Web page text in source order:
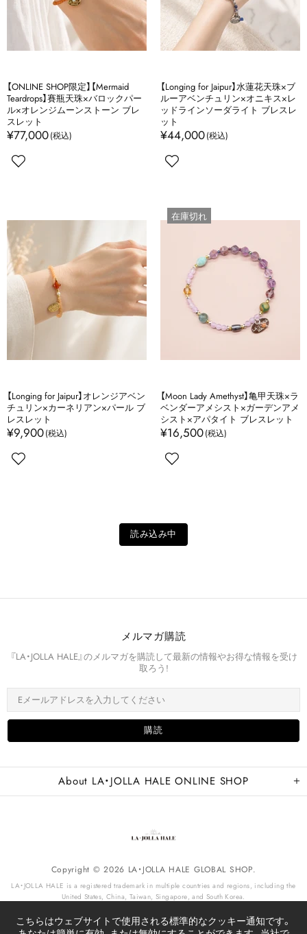
【ONLINE SHOP限定】【Mermaid
Teardrops】賽瓶天珠×バロックパー
ル×オレンジムーンストーン ブレ
スレット
¥77,000
【Longing for Jaipur】水蓮花天珠×ブ
ルーアベンチュリン×オニキス×レ
ッドラインソーダライト ブレスレ
ット
¥44,000
【Longing for Jaipur】オレンジアベン
チュリン×カーネリアン×パール ブ
レスレット
¥9,900
在庫切れ
【Moon Lady Amethyst】亀甲天珠×ラ
ベンダーアメシスト×ガーデンアメ
シスト×アパタイト ブレスレット
¥16,500
読み込み中
About LA・JOLLA HALE ONLINE SHOP
メルマガ購読
『LA・JOLLA HALE』のメルマガを購読して最新の情報やお得な情報を受け
取ろう!
Copyright © 2026 LA・JOLLA HALE GLOBAL SHOP.
LA・JOLLA HALE is a registered trademark in multiple countries and regions, including the
United States, China, Taiwan, Singapore, and South Korea.
こちらはウェブサイトで使用される標準的なクッキー通知です。